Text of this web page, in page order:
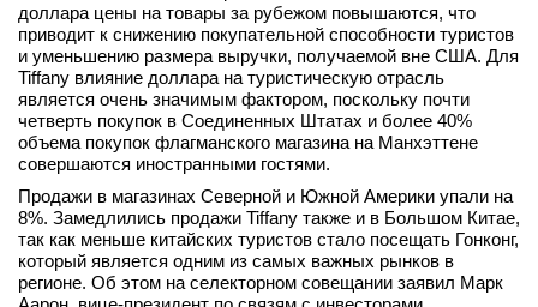
Стать автором
Вход
доллара цены на товары за рубежом повышаются, что
приводит к снижению покупательной способности туристов
и уменьшению размера выручки, получаемой вне США. Для
Tiffany влияние доллара на туристическую отрасль
является очень значимым фактором, поскольку почти
четверть покупок в Соединенных Штатах и более 40%
объема покупок флагманского магазина на Манхэттене
совершаются иностранными гостями.
Продажи в магазинах Северной и Южной Америки упали на
8%. Замедлились продажи Tiffany также и в Большом Китае,
так как меньше китайских туристов стало посещать Гонконг,
который является одним из самых важных рынков в
регионе. Об этом на селекторном совещании заявил Марк